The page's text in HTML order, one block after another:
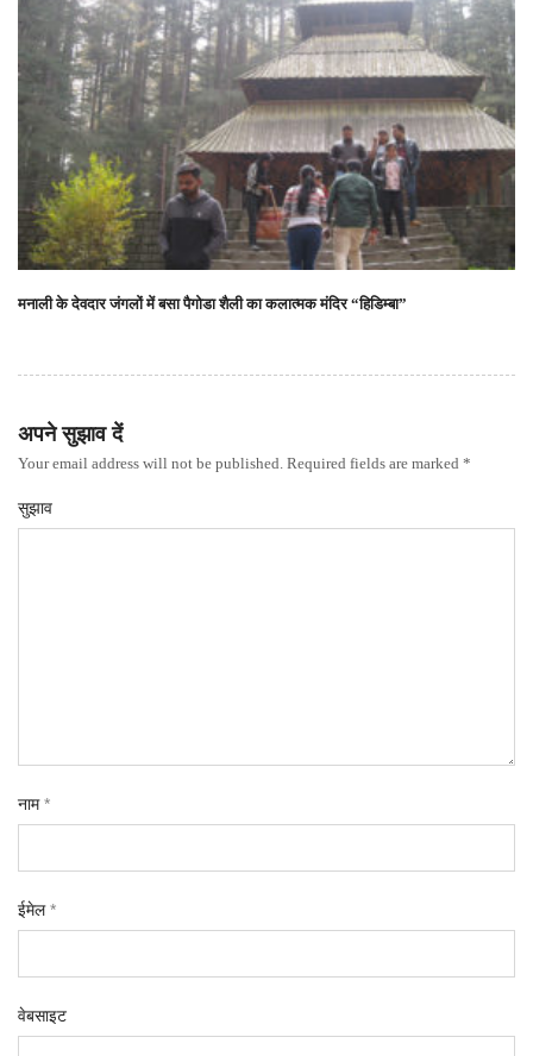
मनाली के देवदार जंगलों में बसा पैगोडा शैली का कलात्मक मंदिर “हिडिम्बा”
अपने सुझाव दें
Your email address will not be published. Required fields are marked *
सुझाव
नाम*
ईमेल*
वेबसाइट